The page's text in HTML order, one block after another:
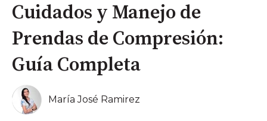
Cuidados y Manejo de
Prendas de Compresión:
Guía Completa
María José Ramirez